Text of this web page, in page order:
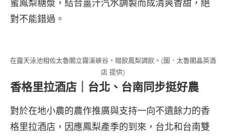
蜜鳳梨糖漿，結合薑汁汽水調製而成清爽香甜，絕
對不能錯過。
在露天泳池相佐太魯閣立霧溪峽谷，啜飲鳳梨調飲。(圖．太魯閣晶英酒
店 提供)
香格里拉酒店｜台北、台南同步挺好農
對於在地小農的農作推廣與支持一向不遺餘力的香
格里拉酒店，因應鳳梨產季的到來，台北和台南雙